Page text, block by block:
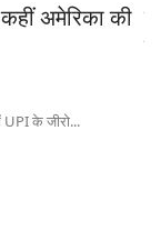
अमेरिका की
UPI के जीरो...